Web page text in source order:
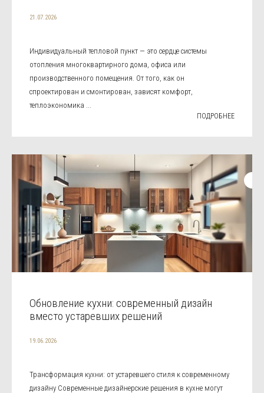
21.07.2026
Индивидуальный тепловой пункт — это сердце системы
отопления многоквартирного дома, офиса или
производственного помещения. От того, как он
спроектирован и смонтирован, зависят комфорт,
теплоэкономика ...
ПОДРОБНЕЕ
Обновление кухни: современный дизайн
вместо устаревших решений
19.06.2026
Трансформация кухни: от устаревшего стиля к современному
дизайну Современные дизайнерские решения в кухне могут